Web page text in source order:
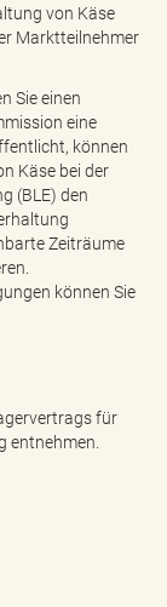
von Käse
Marktteilnehmer
Sie einen
eine
können
Käse bei der
(BLE) den
Zeiträume
können Sie
für
entnehmen.